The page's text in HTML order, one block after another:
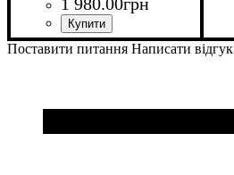
Поставити питання Написати відгук